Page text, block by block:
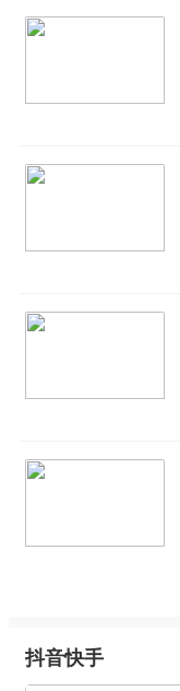
抖音快手